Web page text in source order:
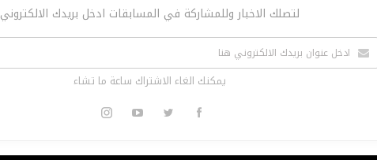
لتصلك الاخبار وللمشاركة في المسابقات ادخل بريدك الالكتروني
يمكنك الغاء الاشتراك ساعة ما تشاء